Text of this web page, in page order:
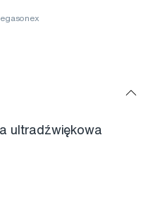
ultradźwiękowa